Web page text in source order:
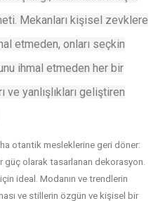
Mekanları kişisel zevklere
etmeden, onları seçkin
ihmal etmeden her bir
ve yanlışlıkları geliştiren
otantik mesleklerine geri döner:
olarak tasarlanan dekorasyon.
ideal. Modanın ve trendlerin
ve stillerin özgün ve kişisel bir